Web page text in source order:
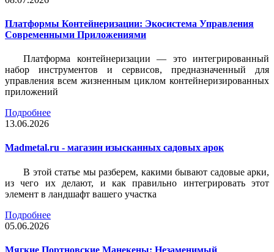
Платформы Контейнеризации: Экосистема Управления
Современными Приложениями
Платформа контейнеризации — это интегрированный
набор инструментов и сервисов, предназначенный для
управления всем жизненным циклом контейнеризированных
приложений
Подробнее
13.06.2026
Madmetal.ru - магазин изысканных садовых арок
В этой статье мы разберем, какими бывают садовые арки,
из чего их делают, и как правильно интегрировать этот
элемент в ландшафт вашего участка
Подробнее
05.06.2026
Мягкие Портновские Манекены: Незаменимый